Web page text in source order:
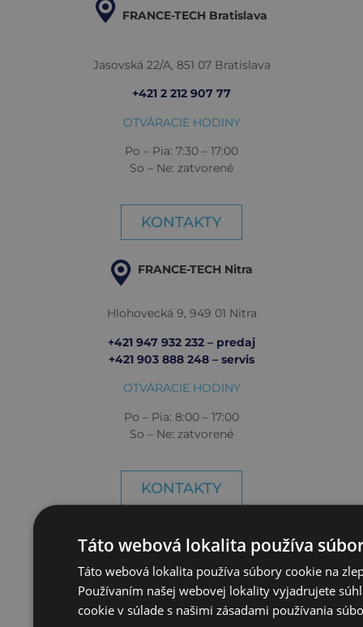
FRANCE-TECH Bratislava
Jasovská 22/A, 851 07 Bratislava
+421 2 212 907 77
OTVÁRACIE HODINY
Po – Pia: 7:30 – 17:00
So – Ne: zatvorené
KONTAKTY
FRANCE-TECH Nitra
Hlohovecká 9, 949 01 Nitra
+421 947 932 232 – predaj
+421 903 888 248 – servis
OTVÁRACIE HODINY
Po – Pia: 8:00 – 17:00
So – Ne: zatvorené
KONTAKTY
FRANCE-TECH Košice
Rozvojová 1, 040 11 Košice
+421 55 783 66 66
Táto webová lokalita používa
Táto webová lokalita používa súbory cookie na
Používaním našej webovej lokality vyjadrujete
cookie v súlade s našimi zásadami používania